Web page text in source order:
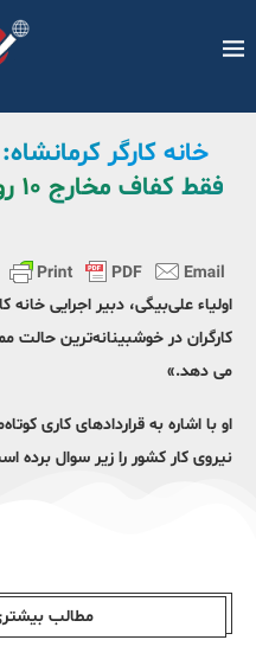
خانه کارگر
فقط کفاف مخارج ۱۰ روز زندگی آن‌ها را می‌دهد
اولیاء علی‌بیگی، دبیر اجرایی
می دهد.»
او با اشاره به قراردادهای کاری
نیروی کار کشور را زیر سوال برده
مطالب